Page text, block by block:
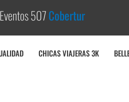
Eventos 507Coberturas
CHICAS VIAJERAS 3K